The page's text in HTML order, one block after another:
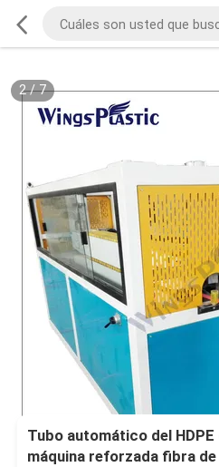
2/7
Tubo automático del HDPE
máquina reforzada fibra